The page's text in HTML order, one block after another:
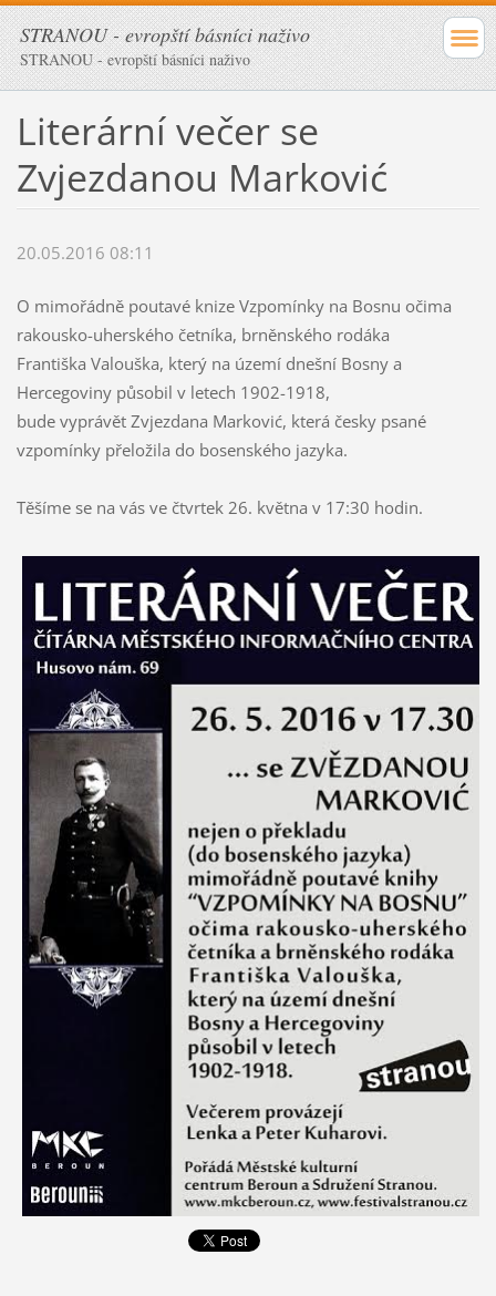
STRANOU - evropští básníci naživo
STRANOU - evropští básníci naživo
Literární večer se
Zvjezdanou Marković
20.05.2016 08:11
O mimořádně poutavé knize Vzpomínky na Bosnu očima
rakousko-uherského četníka, brněnského rodáka
Františka Valouška, který na území dnešní Bosny a
Hercegoviny působil v letech 1902-1918,
bude vyprávět Zvjezdana Marković, která česky psané
vzpomínky přeložila do bosenského jazyka.
Těšíme se na vás ve čtvrtek 26. května v 17:30 hodin.